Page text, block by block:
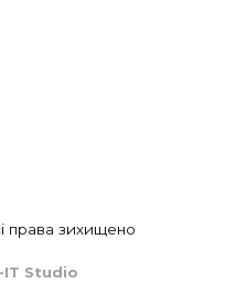
права зихищено
IT Studio